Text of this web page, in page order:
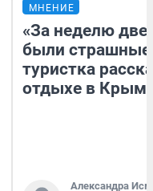
МНЕНИЕ
«За неделю две
были
туристка
отдыхе в
Александра